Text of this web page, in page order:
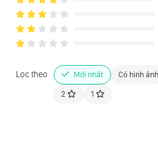
1. Thời gian bảo hành Tất cả các
gian bảo hành chính hãng 1 năm
mua hàng. Khách hàng khi mua
cấp hóa đơn VAT có số Serial
Lọc theo Mới nhất Có hình ảnh
2 1